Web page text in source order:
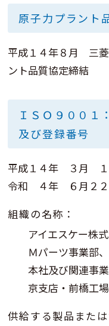
原子力プラント
平成１４年８月 三
ント品質協定締結
ＩＳＯ９００１
及び登録番号
平成１４年 ３月 １
令和 ４年 ６月２
組織の名称：
アイエスケー株
Ｍパーツ事業部
本社及び関連事
京支店・前橋工
供給する製品または